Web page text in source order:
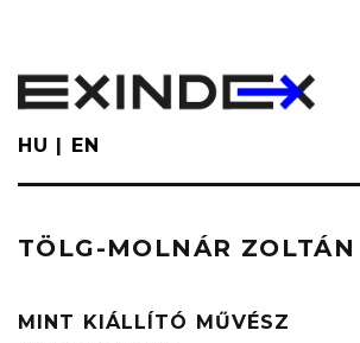
main
content
HU EN
TÖLG-MOLNÁR ZOLTÁN
MINT KIÁLLÍTÓ MŰVÉSZ